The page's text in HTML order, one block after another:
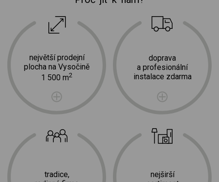
největší prodejní
plocha na Vysočině
1 500 m2
tradice,
doprava
a profesionální
instalace zdarma
nejširší